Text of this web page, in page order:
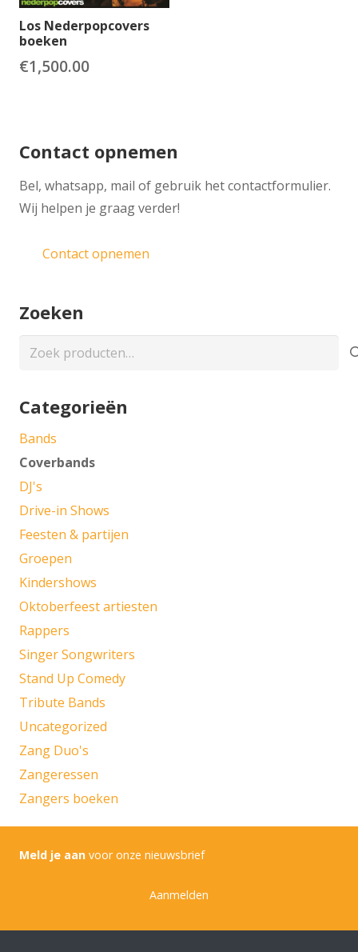
Los Nederpopcovers
boeken
€1,500.00
Contact opnemen
​Bel, whatsapp, mail of gebruik het contactformulier.
Wij helpen je graag verder!
Contact opnemen
Zoeken
Zoeken
Categorieën
Bands
Coverbands
DJ's
Drive-in Shows
Feesten & partijen
Groepen
Kindershows
Oktoberfeest artiesten
Rappers
Singer Songwriters
Stand Up Comedy
Tribute Bands
Uncategorized
Zang Duo's
Zangeressen
Zangers boeken
Meld je aan voor onze nieuwsbrief
Aanmelden